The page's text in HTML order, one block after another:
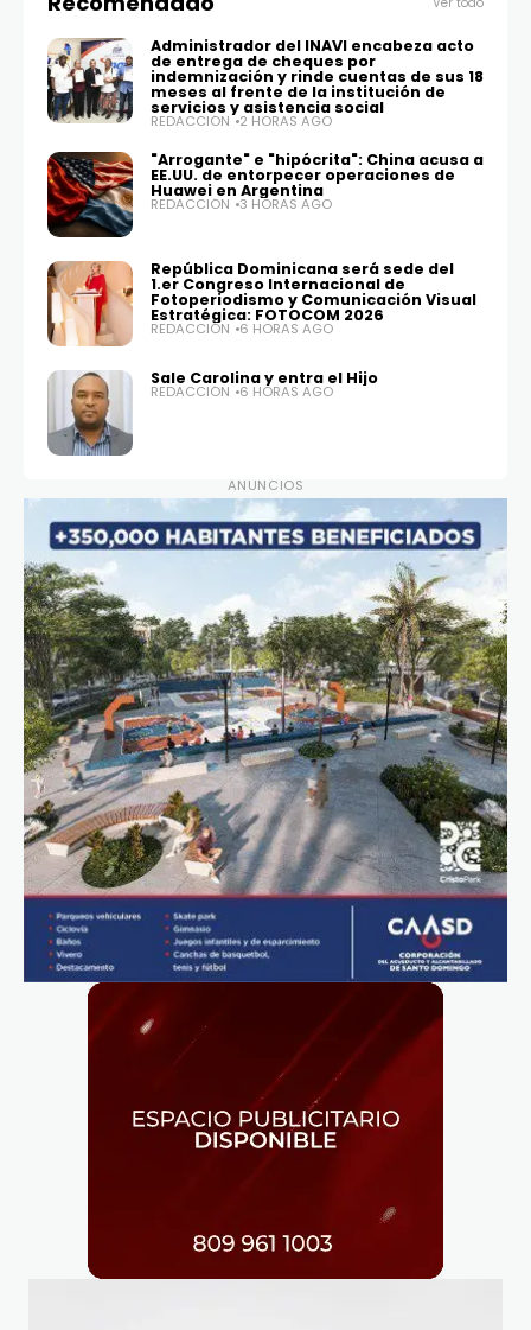
Administrador del INAVI encabeza acto
de entrega de cheques por
indemnización y rinde cuentas de sus 18
meses al frente de la institución de
servicios y asistencia social
REDACCIÓN 2 HORAS AGO
"Arrogante" e "hipócrita": China acusa a
EE.UU. de entorpecer operaciones de
Huawei en Argentina
REDACCIÓN 3 HORAS AGO
República Dominicana será sede del
1.er Congreso Internacional de
Fotoperiodismo y Comunicación Visual
Estratégica: FOTOCOM 2026
REDACCIÓN 6 HORAS AGO
Sale Carolina y entra el Hijo
REDACCIÓN 6 HORAS AGO
ANUNCIOS